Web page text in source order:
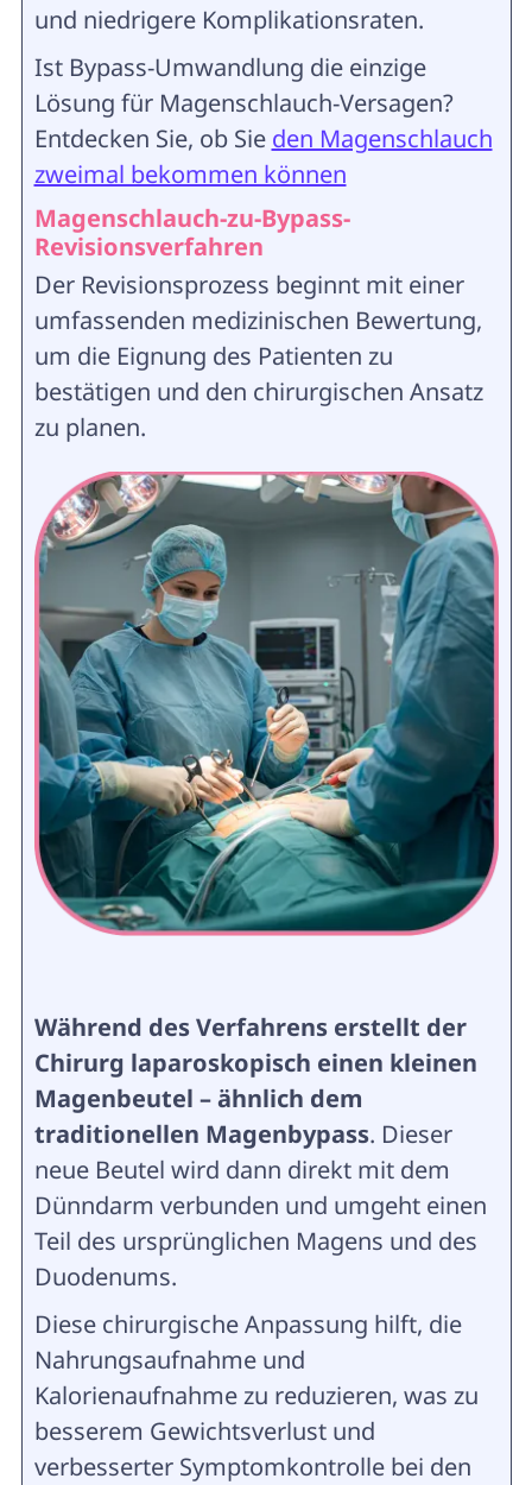
und niedrigere Komplikationsraten.
Ist Bypass-Umwandlung die einzige
Lösung für Magenschlauch-Versagen?
Entdecken Sie, ob Sie den Magenschlauch
zweimal bekommen können
Magenschlauch-zu-Bypass-
Revisionsverfahren
Der Revisionsprozess beginnt mit einer
umfassenden medizinischen Bewertung,
um die Eignung des Patienten zu
bestätigen und den chirurgischen Ansatz
zu planen.
Während des Verfahrens erstellt der
Chirurg laparoskopisch einen kleinen
Magenbeutel – ähnlich dem
traditionellen Magenbypass. Dieser
neue Beutel wird dann direkt mit dem
Dünndarm verbunden und umgeht einen
Teil des ursprünglichen Magens und des
Duodenums.
Diese chirurgische Anpassung hilft, die
Nahrungsaufnahme und
Kalorienaufnahme zu reduzieren, was zu
besserem Gewichtsverlust und
verbesserter Symptomkontrolle bei den